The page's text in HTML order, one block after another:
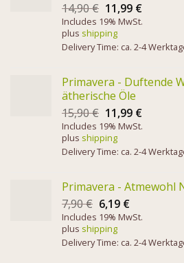
14,90€ 11,99 €
Includes 19% MwSt.
plus shipping
Delivery Time: ca. 2-4
Primavera - Duftende
ätherische Öle
15,90€ 11,99 €
Includes 19% MwSt.
plus shipping
Delivery Time: ca. 2-4
Primavera - Atmewohl
7,90€ 6,19 €
Includes 19% MwSt.
plus shipping
Delivery Time: ca. 2-4